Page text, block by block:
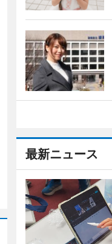
最新ニュース